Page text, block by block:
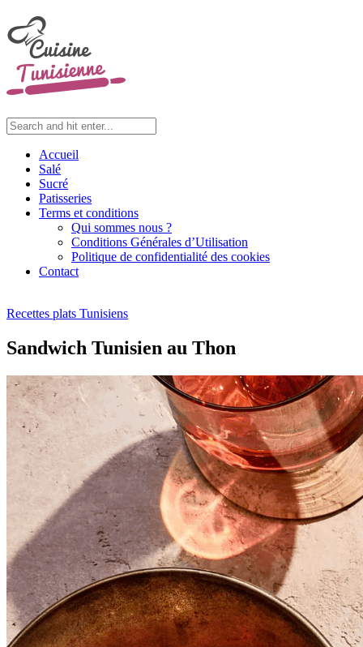
Accueil
Salé
Sucré
Patisseries
Terms et conditions
Qui sommes nous ?
Conditions Générales d’Utilisation
Politique de confidentialité des cookies
Contact
Recettes plats Tunisiens
Sandwich Tunisien au Thon